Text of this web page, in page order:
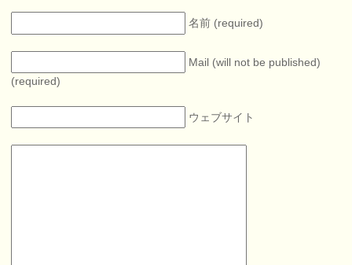
名前 (required)
Mail (will not be published)
(required)
ウェブサイト